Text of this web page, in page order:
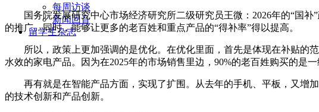
每周访谈
新闻回音
留学生杂志
国务院发展研究中心市场经济研究所二级研究员王微：2026年的“国补
的推广。同时，能够让更多的老百姓和重点产品的“得补率”得以提高。
所以，政策上更加强调的是优化。在优化里面，首先是体现在补贴的
水效的家电产品。因为在2025年的市场销售里边，90%的老百姓购买的是
再有就是在智能产品方面，实现了扩围。从去年的手机、平板，又增
的技术创新和产品创新。